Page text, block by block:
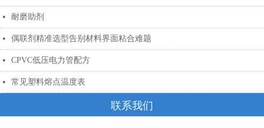
联系我们
넷 耐磨助剂
넷 偶联剂精准选型告别材料界面粘合难题
넷 CPVC低压电力管配方
넷 常见塑料熔点温度表